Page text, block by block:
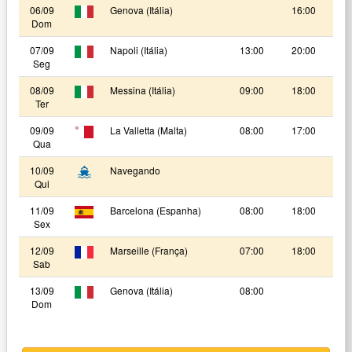
06/09
Dom
Genova (Itália) 16:00
07/09
Seg
Napoli (Itália) 13:00 20:00
08/09
Ter
Messina (Itália) 09:00 18:00
09/09
Qua
La Valletta (Malta) 08:00 17:00
10/09
Qui
Navegando
11/09
Sex
Barcelona (Espanha) 08:00 18:00
12/09
Sab
Marseille (França) 07:00 18:00
13/09
Dom
Genova (Itália) 08:00